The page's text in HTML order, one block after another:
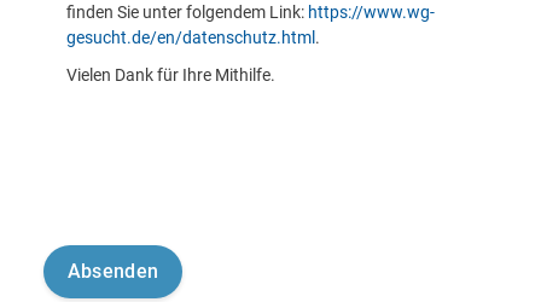
finden Sie unter folgendem Link: https://www.wg-
gesucht.de/en/datenschutz.html .
Vielen Dank für Ihre Mithilfe.